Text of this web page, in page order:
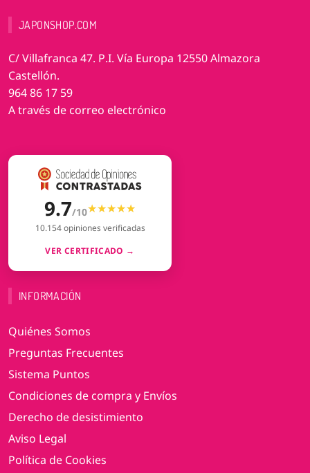
JAPONSHOP.COM
C/ Villafranca 47. P.I. Vía Europa 12550 Almazora
Castellón.
964 86 17 59
A través de correo electrónico
9.7/10★★★★★
★★★★★
10.154 opiniones verificadas
VER CERTIFICADO →
INFORMACIÓN
Quiénes Somos
Preguntas Frecuentes
Sistema Puntos
Condiciones de compra y Envíos
Derecho de desistimiento
Aviso Legal
Política de Cookies